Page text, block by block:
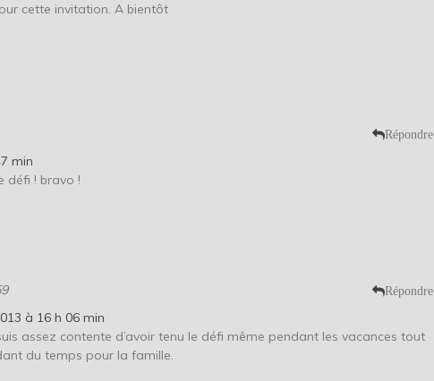
cette invitation. A bientôt
Répondre
min
défi ! bravo !
Répondre
à 16 h 06 min
assez contente d’avoir tenu le défi même pendant les vacances tout
du temps pour la famille.